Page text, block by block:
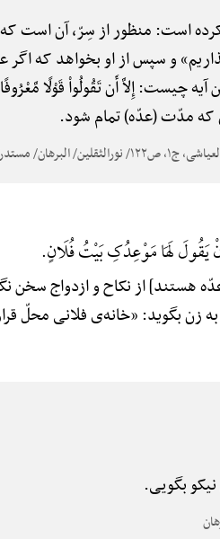
کرده است: منظور از سِرّ، آن است
و سپس از او بخواهد که اگر
چیست: إِلاَّ أَن تَقُولُواْ قَوْلًا
که مدّت (عدّه) تمام شود.
یَقُولَ لَهَا مَوْعِدُکِ بَیْتُ فُلَانٍ.
از نکاح و ازدواج سخن
زن بگوید: «خانه‌ی فلانی محلّ
بگویی.